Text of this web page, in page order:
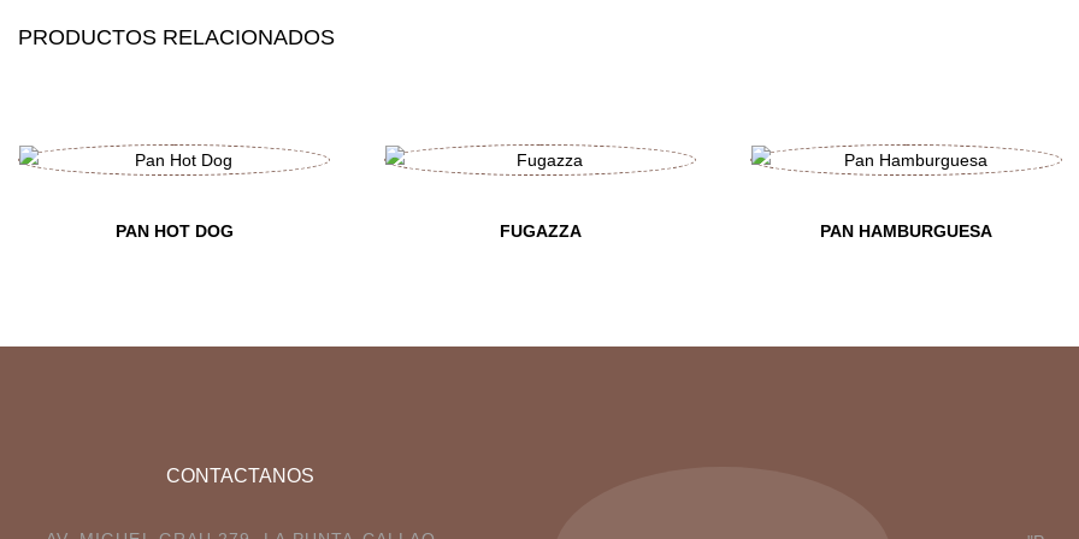
PRODUCTOS RELACIONADOS
PAN HOT DOG FUGAZZA PAN HAMBURGUESA
CONTACTANOS